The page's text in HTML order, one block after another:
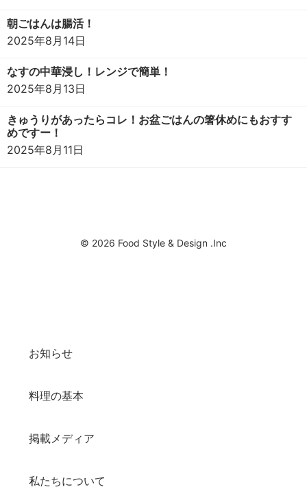
朝ごはんは腸活！
2025年8月14日
なすの中華浸し！レンジで簡単！
2025年8月13日
きゅうりがあったらコレ！お盆ごはんの箸休めにもおすす
めですー！
2025年8月11日
© 2026 Food Style & Design .Inc
お知らせ
料理の基本
掲載メディア
私たちについて